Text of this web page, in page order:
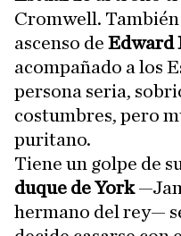
Cromwell.
ascenso de Edward
acompañado a los
persona seria,
costumbres, pero
puritano.
Tiene un golpe de
duque de York
hermano del rey—